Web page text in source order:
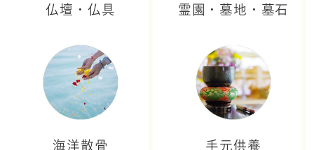
仏壇・仏具 霊園・墓地・墓石
海洋散骨 手元供養